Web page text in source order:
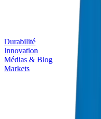
Durabilité
Innovation
Médias & Blog
Markets